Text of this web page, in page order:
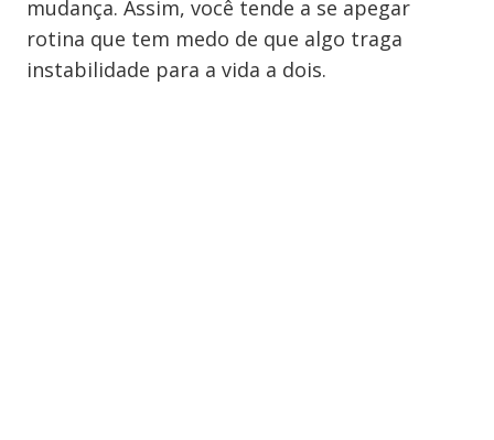
mudança. Assim, você tende a se apegar
rotina que tem medo de que algo traga
instabilidade para a vida a dois.